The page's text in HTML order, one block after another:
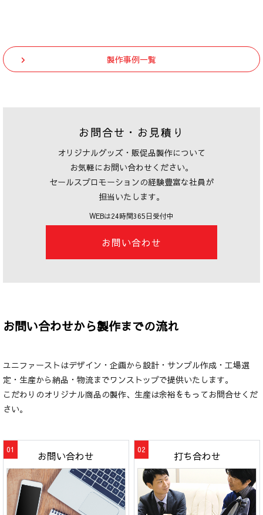
製作事例一覧
お問合せ・お見積り
オリジナルグッズ・販促品製作について
お気軽にお問い合わせください。
セールスプロモーションの経験豊富な社員が
担当いたします。
WEBは24時間365日受付中
お問い合わせ
お問い合わせから製作までの流れ
ユニファーストはデザイン・企画から設計・サンプル作成・工場選
定・生産から納品・物流までワンストップで提供いたします。
こだわりのオリジナル商品の製作、生産は余裕をもってお問合せくだ
さい。
お問い合わせ 打ち合わせ